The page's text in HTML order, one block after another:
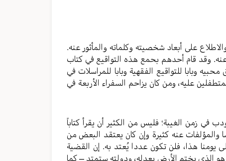
على أبعاد شخصيته وكلماته والمأثور عنه.
عنه. وقد قام أحدهم بحمع هذه التواقيع في كتاب
وبابا للتواقيع الفقهية وبابا للمراسلات في
عليه، ومن كان يزاحم السفراء الأربعة في
في زمن الغيبة؛ فليس من الكثير أن يقرأ كتاباً
عنه كثيرة وإن كان يعتقد البعض من
يومنا هذا، فلن تكون عددا يُعتد به. إن القضية
الذي يختم الأرض بعدله، ودولته ستمتد – كما